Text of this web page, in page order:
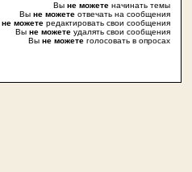
Вы не можетеначинать темы
Вы не можетеотвечать на сообщения
не можетередактировать свои сообщения
Вы не можетеудалять свои сообщения
Вы не можетеголосовать в опросах